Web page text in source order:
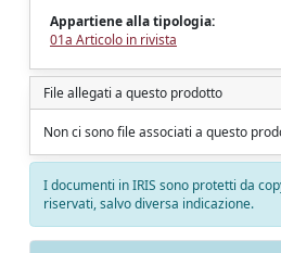
Appartiene alla tipologia:
01a Articolo in rivista
File allegati a questo prodotto
Non ci sono file associati a questo
I documenti in IRIS sono protetti da
riservati, salvo diversa indicazione.